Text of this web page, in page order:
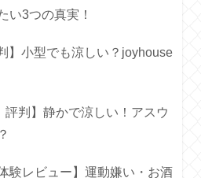
い3つの真実！
】小型でも涼しい？joyhouse
評判】静かで涼しい！アスウ
験レビュー】運動嫌い・お酒